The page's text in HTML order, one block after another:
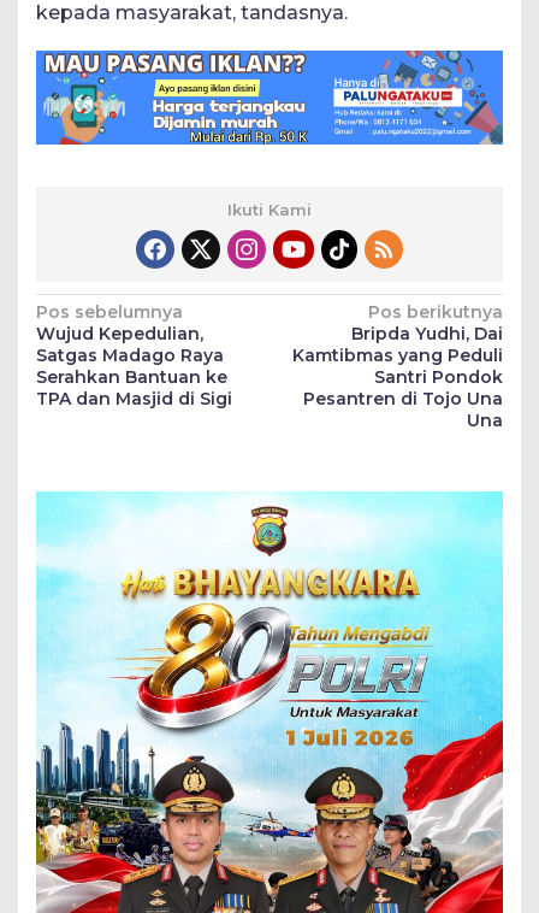
kepada masyarakat, tandasnya.
Ikuti Kami
Navigasi
pos
Pos sebelumnya
Wujud Kepedulian,
Satgas Madago Raya
Serahkan Bantuan ke
TPA dan Masjid di Sigi
Pos berikutnya
Bripda Yudhi, Dai
Kamtibmas yang Peduli
Santri Pondok
Pesantren di Tojo Una
Una